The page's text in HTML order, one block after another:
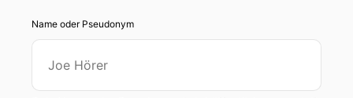
00:00:42: Wer Lust hat daran teilzunehmen
findet in den Show Notes Infos wo er sich
melden kann.
Name oder Pseudonym